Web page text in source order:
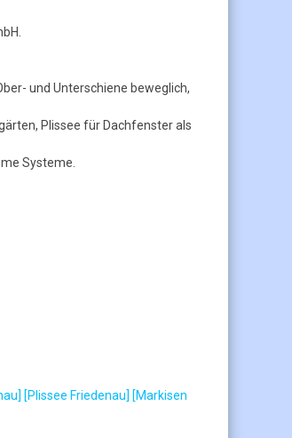
und Unterschiene beweglich,
Plissee für Dachfenster als
Systeme.
[Plissee Friedenau] [Markisen